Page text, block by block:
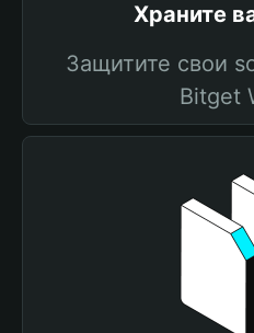
Храните
Защитите свои
Bitget